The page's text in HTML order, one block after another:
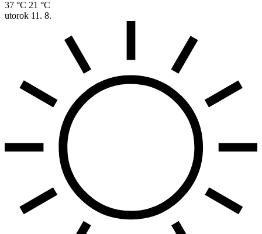
37 °C 21 °C
utorok 11. 8.